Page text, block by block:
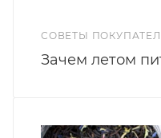
СОВЕТЫ
Зачем летом